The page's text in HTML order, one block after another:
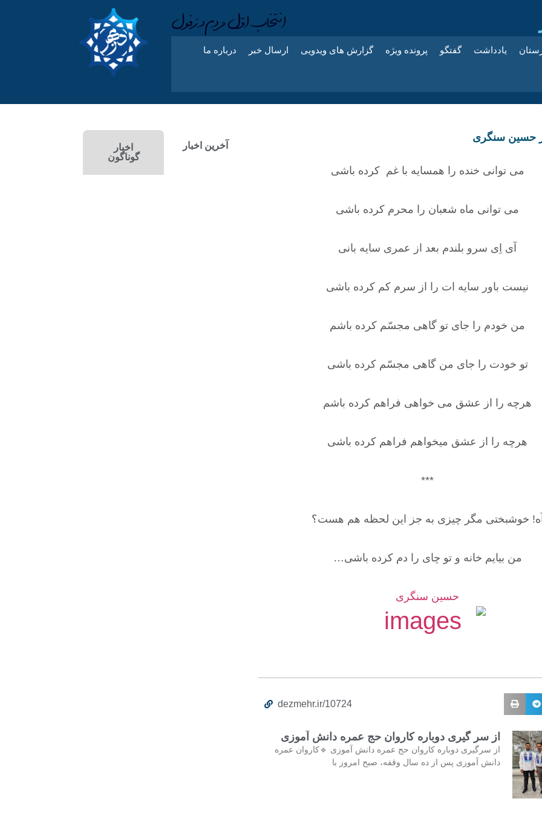
یادداشت گفتگو پرونده ویژه گزارش های ویدویی ارسال خبر درباره ما
حسین سنگری
می توانی خنده را همسایه با غم کرده باشی
می توانی ماه شعبان را محرم کرده باشی
آی اِی سرو بلندم بعد از عمری سایه بانی
نیست باور سایه ات را از سرم کم کرده باشی
من خودم را جای تو گاهی مجسّم کرده باشم
تو خودت را جای من گاهی مجسّم کرده باشی
هرچه را از عشق می خواهی فراهم کرده باشم
هرچه را از عشق میخواهم فراهم کرده باشی
***
خوشبختی مگر چیزی به جز این لحظه هم هست؟
من بیایم خانه و تو چای را دم کرده باشی…
حسین سنگری
dezmehr.ir/10724
از سر گیری دوباره کاروان حج عمره دانش آموزی
از سرگیری دوباره کاروان حج عمره دانش آموزی 🔹کاروان عمره
دانش آموزی پس از ده سال وقفه، صبح امروز با
آخرین اخبار
اخبار
گوناگون